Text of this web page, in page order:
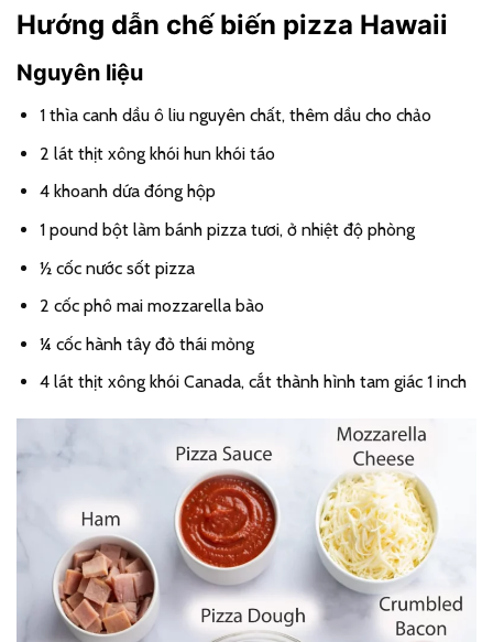
Hướng dẫn chế biến pizza Hawaii
Nguyên liệu
1 thìa canh dầu ô liu nguyên chất, thêm dầu cho chảo
2 lát thịt xông khói hun khói táo
4 khoanh dứa đóng hộp
1 pound bột làm bánh pizza tươi, ở nhiệt độ phòng
½ cốc nước sốt pizza
2 cốc phô mai mozzarella bào
¼ cốc hành tây đỏ thái mỏng
4 lát thịt xông khói Canada, cắt thành hình tam giác 1 inch